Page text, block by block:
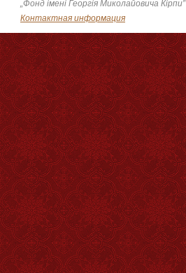
„Фонд імені Георгія Миколайовича Кірпи”
Контактная информация